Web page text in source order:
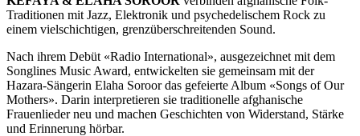
Traditionen mit Jazz, Elektronik und psychedelischem Rock zu
einem vielschichtigen, grenzüberschreitenden Sound.
Nach ihrem Debüt «Radio International», ausgezeichnet mit dem
Songlines Music Award, entwickelten sie gemeinsam mit der
Hazara-Sängerin Elaha Soroor das gefeierte Album «Songs of Our
Mothers». Darin interpretieren sie traditionelle afghanische
Frauenlieder neu und machen Geschichten von Widerstand, Stärke
und Erinnerung hörbar.